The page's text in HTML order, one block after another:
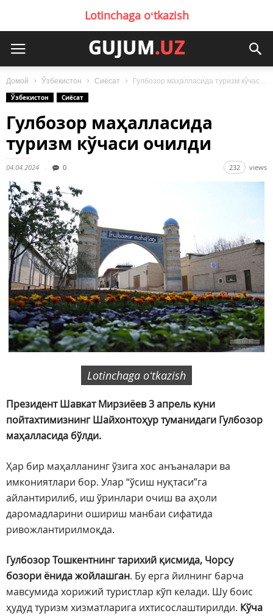
Lotinchaga oʻtkazish
Домой Ўзбекистон Сиёсат
Гулбозор маҳалласида туризм кўчаси очилди
Ўзбекистон
Сиёсат
Гулбозор маҳалласида
туризм кўчаси очилди
04.04.2024 0 232 views
Lotinchaga oʻtkazish
Президент Шавкат Мирзиёев 3 апрель куни
пойтахтимизнинг Шайхонтоҳур туманидаги Гулбозор
маҳалласида бўлди.
Ҳар бир маҳалланинг ўзига хос анъаналари ва
имкониятлари бор. Улар “ўсиш нуқтаси”га
айлантирилиб, иш ўринлари очиш ва аҳоли
даромадларини ошириш манбаи сифатида
ривожлантирилмоқда.
Гулбозор Тошкентнинг тарихий қисмида, Чорсу
бозори ёнида жойлашган. Бу ерга йилнинг барча
мавсумида хорижий туристлар кўп келади. Шу боис
ҳудуд туризм хизматларига ихтисослаштирилди. Кўча